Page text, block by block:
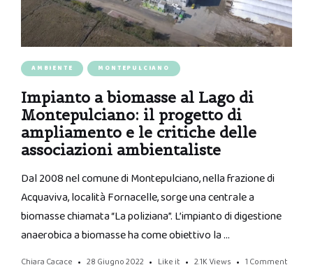
AMBIENTE MONTEPULCIANO
Impianto a biomasse al Lago di
Montepulciano: il progetto di
ampliamento e le critiche delle
associazioni ambientaliste
Dal 2008 nel comune di Montepulciano, nella frazione di
Acquaviva, località Fornacelle, sorge una centrale a
biomasse chiamata “La poliziana”. L’impianto di digestione
anaerobica a biomasse ha come obiettivo la …
Chiara Cacace 28 Giugno 2022 Like it 2.1K Views 1 Comment